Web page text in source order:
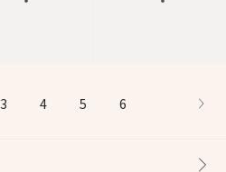
3 4 5 6